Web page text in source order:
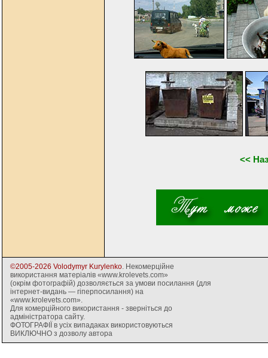
<<
©2005-2026 Volodymyr Kurylenko . Некомерційне
використання матеріалів «www.krolevets.com»
(окрім фотографій) дозволяється за умови посилання (для
інтернет-видань — гіперпосилання) на
«www.krolevets.com».
Для комерційного використання - зверніться до
адміністратора сайту.
ФОТОГРАФІЇ в усіх випадаках використовуються
ВИКЛЮЧНО з дозволу автора